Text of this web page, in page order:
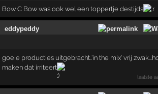
Bow C Bow was ook wel een toppertje destijds
eddypeddy
goeie producties uitgebracht..'in the mix' vrij
maken dat irriteert
laatste